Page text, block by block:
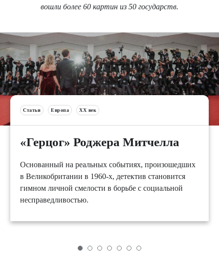
вошли более 60 картин из 50 государств.
Статьи Европа XX век
«Герцог» Роджера Митчелла
Основанный на реальных событиях, произошедших
в Великобритании в 1960-х, детектив становится
гимном личной смелости в борьбе с социальной
несправедливостью.